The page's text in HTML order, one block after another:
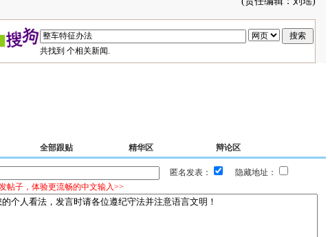
共找到 个相关新闻.
全部跟贴 精华区 辩论区
匿名发表：
隐藏地址：
帖子，体验更流畅的中文输入>>